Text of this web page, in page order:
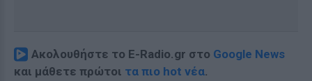
Ακολουθήστε το E-Radio.gr στο Google News
και μάθετε πρώτοι τα πιο hot νέα.